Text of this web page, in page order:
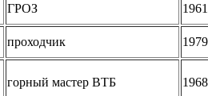
ГРОЗ
1961
проходчик
1979
горный мастер ВТБ 1968